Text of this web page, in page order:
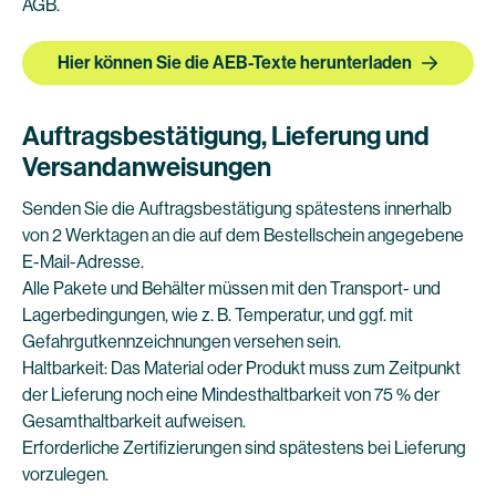
AGB.
Hier können Sie die AEB-Texte herunterladen
Auftragsbestätigung, Lieferung und
Versandanweisungen
Senden Sie die Auftragsbestätigung spätestens innerhalb
von 2 Werktagen an die auf dem Bestellschein angegebene
E-Mail-Adresse.
Alle Pakete und Behälter müssen mit den Transport- und
Lagerbedingungen, wie z. B. Temperatur, und ggf. mit
Gefahrgutkennzeichnungen versehen sein.
Haltbarkeit: Das Material oder Produkt muss zum Zeitpunkt
der Lieferung noch eine Mindesthaltbarkeit von 75 % der
Gesamthaltbarkeit aufweisen.
Erforderliche Zertifizierungen sind spätestens bei Lieferung
vorzulegen.